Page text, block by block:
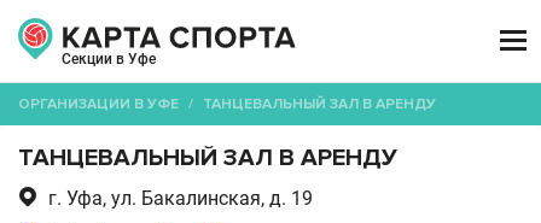
Секции в Уфе

ОРГАНИЗАЦИИ В УФЕ / ТАНЦЕВАЛЬНЫЙ ЗАЛ В АРЕНДУ
ТАНЦЕВАЛЬНЫЙ ЗАЛ В АРЕНДУ
 г. Уфа, ул. Бакалинская, д. 19